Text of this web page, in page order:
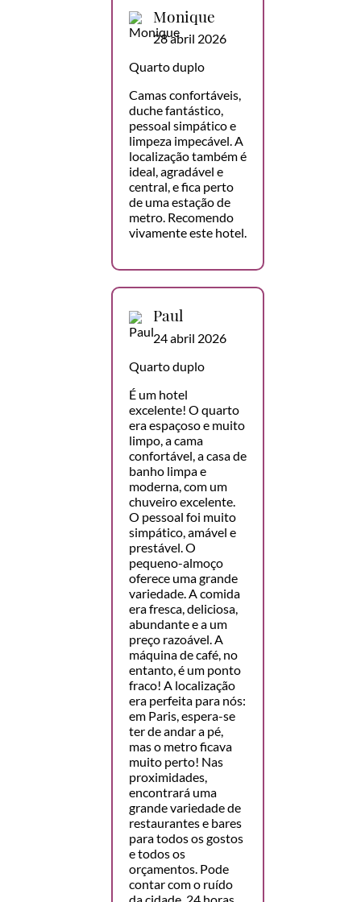
Monique
28 abril 2026
Quarto duplo
Camas confortáveis,
duche fantástico,
pessoal simpático e
limpeza impecável. A
localização também é
ideal, agradável e
central, e fica perto
de uma estação de
metro. Recomendo
vivamente este hotel.
Paul
24 abril 2026
Quarto duplo
É um hotel
excelente! O quarto
era espaçoso e muito
limpo, a cama
confortável, a casa de
banho limpa e
moderna, com um
chuveiro excelente.
O pessoal foi muito
simpático, amável e
prestável. O
pequeno-almoço
oferece uma grande
variedade. A comida
era fresca, deliciosa,
abundante e a um
preço razoável. A
máquina de café, no
entanto, é um ponto
fraco! A localização
era perfeita para nós:
em Paris, espera-se
ter de andar a pé,
mas o metro ficava
muito perto! Nas
proximidades,
encontrará uma
grande variedade de
restaurantes e bares
para todos os gostos
e todos os
orçamentos. Pode
contar com o ruído